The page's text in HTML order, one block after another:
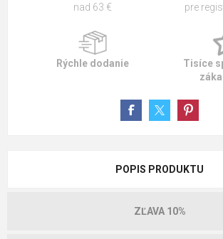
nad 63 €
pre
Rýchle dodanie
Tisíce
POPIS PRODUKTU
ZĽAVA 10%